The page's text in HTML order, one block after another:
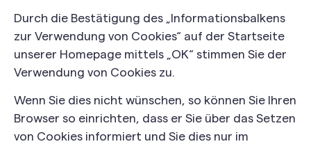
Durch die Bestätigung des „Informationsbalkens
zur Verwendung von Cookies“ auf der Startseite
unserer Homepage mittels „OK“ stimmen Sie der
Verwendung von Cookies zu.
Wenn Sie dies nicht wünschen, so können Sie Ihren
Browser so einrichten, dass er Sie über das Setzen
von Cookies informiert und Sie dies nur im